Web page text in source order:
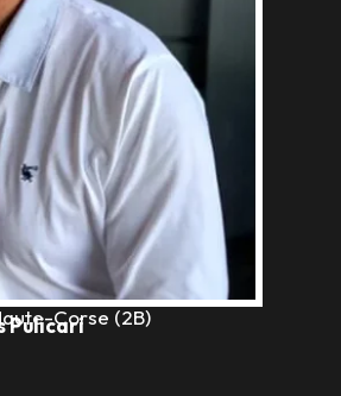
Corse (2B)
Pulicari